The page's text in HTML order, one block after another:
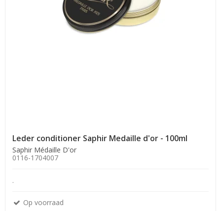
Leder conditioner Saphir Medaille d'or - 100ml
Saphir Médaille D'or
0116-1704007
.
Op voorraad